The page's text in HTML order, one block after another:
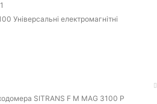
Універсальні електромагнітні
SITRANS F M MAG 3100 P